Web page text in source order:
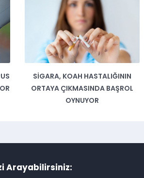
SIGARA, KOAH HASTALIĞININ
ORTAYA ÇIKMASINDA BAŞROL
OYNUYOR
Arayabilirsiniz: